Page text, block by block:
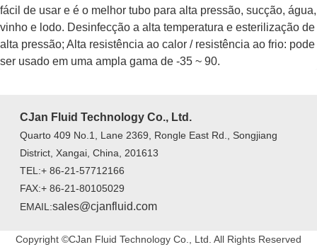
fácil de usar e é o melhor tubo para alta pressão, sucção, água,
vinho e lodo. Desinfecção a alta temperatura e esterilização de
alta pressão; Alta resistência ao calor / resistência ao frio: pode
ser usado em uma ampla gama de -35 ~ 90.
CJan Fluid Technology Co., Ltd.
Quarto 409 No.1, Lane 2369, Rongle East Rd., Songjiang
District, Xangai, China, 201613
TEL:+ 86-21-57712166
FAX:+ 86-21-80105029
EMAIL:sales@cjanfluid.com
Copyright ©CJan Fluid Technology Co., Ltd. All Rights Reserved